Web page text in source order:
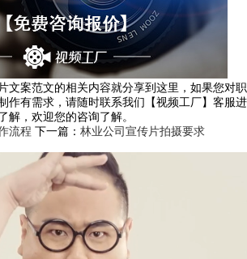
案范文的相关内容就分享到这里，如果您对职
作有需求，请随时联系我们【视频工厂】客服进
解，欢迎您的咨询了解。
流程 下一篇： 林业公司宣传片拍摄要求